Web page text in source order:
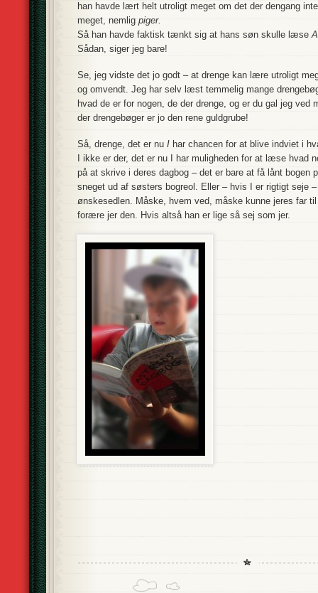
han havde lært helt utroligt meget om det der dengang
meget, nemlig piger.
Så han havde faktisk tænkt sig at hans søn skulle læse
Sådan, siger jeg bare!
Se, jeg vidste det jo godt – at drenge kan lære utroligt
og omvendt. Jeg har selv læst temmelig mange
hvad de er for nogen, de der drenge, og er du gal jeg ved
der drengebøger er jo den rene guldgrube!
Så, drenge, det er nu I har chancen for at blive indviet i
I ikke er der, det er nu I har muligheden for at læse hvad
på at skrive i deres dagbog – det er bare at få lånt bogen
sneget ud af søsters bogreol. Eller – hvis I er rigtigt seje
ønskesedlen. Måske, hvem ved, måske kunne jeres far
forære jer den. Hvis altså han er lige så sej som jer.